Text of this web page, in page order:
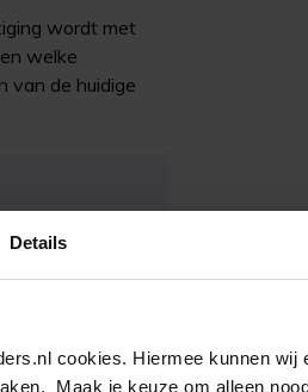
Details
cookies. Hiermee kunnen wij
Maak je keuze om alleen
wordt met
welke
van de huidige